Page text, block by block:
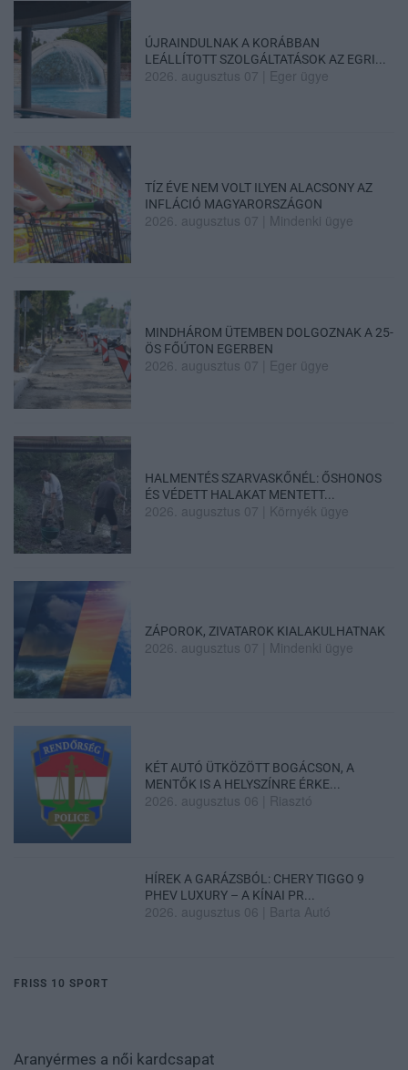
ÚJRAINDULNAK A KORÁBBAN
LEÁLLÍTOTT SZOLGÁLTATÁSOK AZ EGRI...
2026. augusztus 07 Eger ügye
TÍZ ÉVE NEM VOLT ILYEN ALACSONY AZ
INFLÁCIÓ MAGYARORSZÁGON
2026. augusztus 07 Mindenki ügye
MINDHÁROM ÜTEMBEN DOLGOZNAK A 25-
ÖS FŐÚTON EGERBEN
2026. augusztus 07 Eger ügye
HALMENTÉS SZARVASKŐNÉL: ŐSHONOS
ÉS VÉDETT HALAKAT MENTETT...
2026. augusztus 07 Környék ügye
ZÁPOROK, ZIVATAROK KIALAKULHATNAK
2026. augusztus 07 Mindenki ügye
KÉT AUTÓ ÜTKÖZÖTT BOGÁCSON, A
MENTŐK IS A HELYSZÍNRE ÉRKE...
2026. augusztus 06 Riasztó
HÍREK A GARÁZSBÓL: CHERY TIGGO 9
PHEV LUXURY – A KÍNAI PR...
2026. augusztus 06 Barta Autó
FRISS 10 SPORT
Aranyérmes a női kardcsapat